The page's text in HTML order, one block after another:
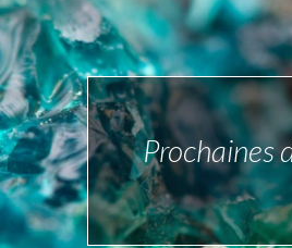
Prochaines